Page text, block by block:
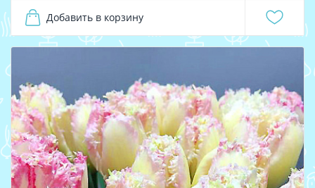
Добавить в корзину